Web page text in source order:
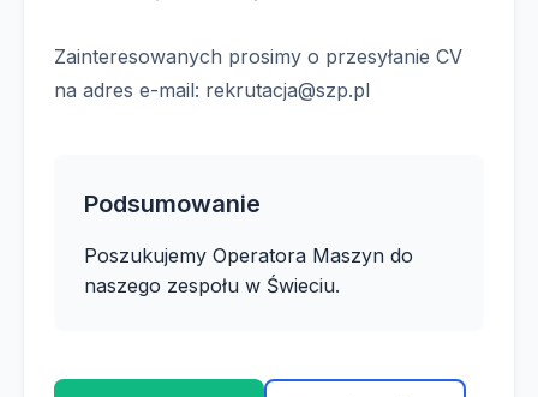
Zainteresowanych prosimy o przesyłanie CV
na adres e-mail: rekrutacja@szp.pl
Podsumowanie
Poszukujemy Operatora Maszyn do
naszego zespołu w Świeciu.